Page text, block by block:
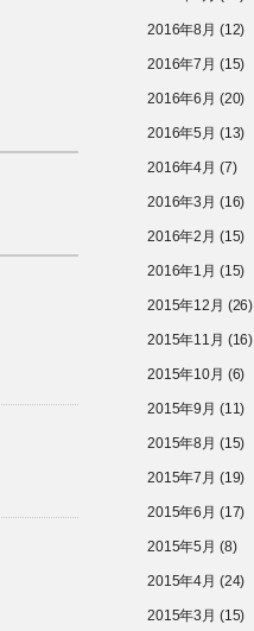
2016年8月 (12)
2016年7月 (15)
2016年6月 (20)
2016年5月 (13)
2016年4月 (7)
2016年3月 (16)
2016年2月 (15)
2016年1月 (15)
2015年12月 (26)
2015年11月 (16)
2015年10月 (6)
2015年9月 (11)
2015年8月 (15)
2015年7月 (19)
2015年6月 (17)
2015年5月 (8)
2015年4月 (24)
2015年3月 (15)